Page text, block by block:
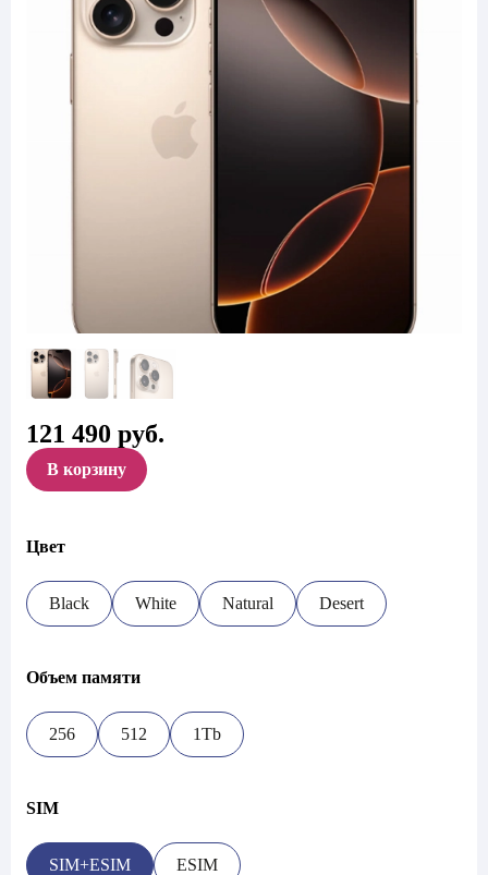
121 490 руб.
В корзину
Цвет
Black White Natural Desert
Объем памяти
256 512 1Tb
SIM
SIM+ESIM ESIM